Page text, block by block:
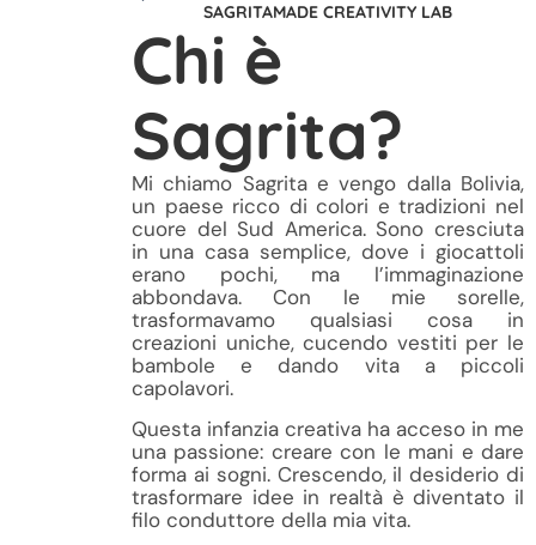
SAGRITAMADE CREATIVITY LAB
Chi è
Sagrita?
Mi chiamo Sagrita e vengo dalla Bolivia,
un paese ricco di colori e tradizioni nel
cuore del Sud America. Sono cresciuta
in una casa semplice, dove i giocattoli
erano pochi, ma l’immaginazione
abbondava. Con le mie sorelle,
trasformavamo qualsiasi cosa in
creazioni uniche, cucendo vestiti per le
bambole e dando vita a piccoli
capolavori.
Questa infanzia creativa ha acceso in me
una passione: creare con le mani e dare
forma ai sogni. Crescendo, il desiderio di
trasformare idee in realtà è diventato il
filo conduttore della mia vita.